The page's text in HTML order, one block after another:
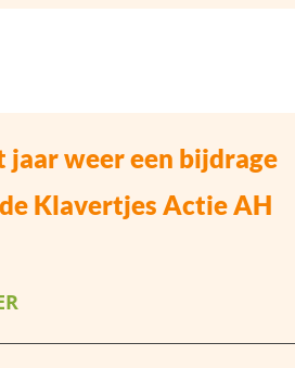
jaar weer een bijdrage
Klavertjes Actie AH